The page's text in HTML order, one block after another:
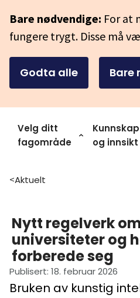
Bare nødvendige: For at
fungere trygt. Disse må
Godta alle Bare
Velg ditt
fagområde
Kunnskap
og innsikt
>Aktuelt
Nytt regelverk
universiteter og
forberede seg
Publisert: 18. februar 2026
Bruken av kunstig